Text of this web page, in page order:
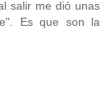
salir me dió unas
Es que son la